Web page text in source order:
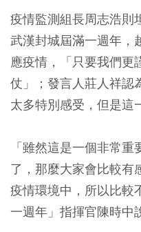
疫情監測組長周志浩則
武漢封城屆滿一週年，
應疫情，「只要我們更
仗」；發言人莊人祥認
太多特別感受，但是這
「雖然這是一個非常
了，那麼大家會比較有
疫情環境中，所以比較
一週年」指揮官陳時中